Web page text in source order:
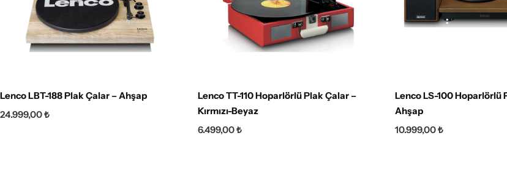
Lenco LBT-188 Plak Çalar – Ahşap
24.999,00₺
Lenco TT-110 Hoparlörlü Plak Çalar –
Kırmızı-Beyaz
6.499,00₺
Lenco LS-100 Hoparlörlü
Ahşap
10.999,00₺